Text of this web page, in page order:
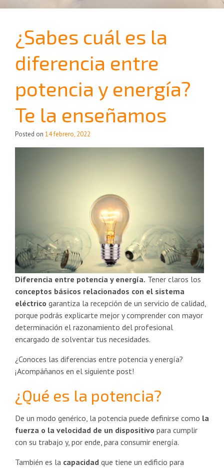
¿Sabes cuál es la
diferencia entre
potencia y energía?
Te la enseñamos
Posted on 14 febrero, 2022
Diferencia entre potencia y energía. Tener claros los
conceptos básicos relacionados con el sistema
eléctrico garantiza la recepción de un servicio de calidad,
porque podrás explicarte mejor y comprender con mayor
determinación el razonamiento del profesional
encargado de solventar tus necesidades.
¿Conoces las diferencias entre potencia y energía?
¡Acompáñanos en el siguiente post!
¿Qué es la potencia?
De un modo genérico, la potencia puede definirse como la
fuerza o la velocidad de un dispositivo para cumplir
con su trabajo y, por ende, para consumir energía.
También es la capacidad que tiene un edificio para